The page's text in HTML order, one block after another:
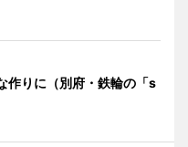
作りに（別府・鉄輪の「s